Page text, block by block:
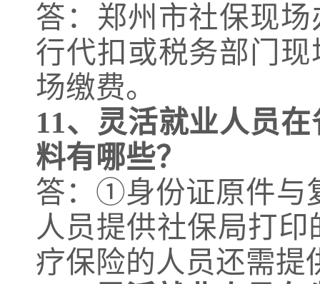
答：郑州市社保现
行代扣或税务部门
场缴费。
11、 灵活就业人员
料有哪些？
答：①身份证原件与
人员提供社保局打
疗保险的人员还需提